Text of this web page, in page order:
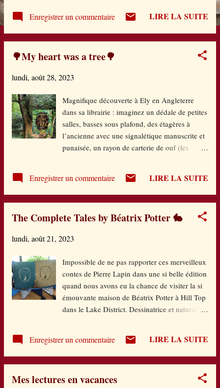
Enregistrer un commentaire LIRE LA SUITE
🌳My heart was a tree🌳
lundi, août 28, 2023
Magnifique découverte à Ely en Angleterre
dans sa librairie : imaginez un dédale de petites
salles, basses sous plafond, des étagères à
l’ancienne avec une signalétique manuscrite et
punaisée, un rayon de carterie de ouf (les
de chaque pile…. J’ai adoré cet endroit et j’ai
découvert cette merveille de poèmes sur les
Morpurgo et Yuval Zommer. C’est un livre
qui nous lie à eux, le bien-être qu’ils procurent.
qu’ils vivent, eux souvent centenaires. Les
illustrations sont splendides et foisonnantes de
vie, car les arbres abritent toute une
biodiversité indispensable à la terre. Un livre
fabuleux et qui pour moi se rattache à ce lieu
a tree Michael Morpurgo et Yuval Zommer
Enregistrer un commentaire LIRE LA SUITE
The Complete Tales by Béatrix Potter 🐇
lundi, août 21, 2023
Impossible de ne pas rapporter ces merveilleux
contes de Pierre Lapin dans une si belle édition
quand nous avons eu la chance de visiter la si
émouvante maison de Béatrix Potter à Hill Top
dans le Lake District. Dessinatrice et naturaliste
Béatrix Potter est tombée amoureuse de cette
région et a acheté cette ferme. Elle s’est
compris des rats !) pour inventer ses histoires.
Enregistrer un commentaire LIRE LA SUITE
Mes lectures en vacances